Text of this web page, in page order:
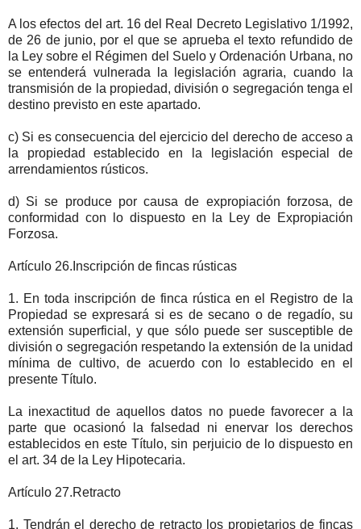
A los efectos del art. 16 del Real Decreto Legislativo 1/1992,
de 26 de junio, por el que se aprueba el texto refundido de
la Ley sobre el Régimen del Suelo y Ordenación Urbana, no
se entenderá vulnerada la legislación agraria, cuando la
transmisión de la propiedad, división o segregación tenga el
destino previsto en este apartado.
c) Si es consecuencia del ejercicio del derecho de acceso a
la propiedad establecido en la legislación especial de
arrendamientos rústicos.
d) Si se produce por causa de expropiación forzosa, de
conformidad con lo dispuesto en la Ley de Expropiación
Forzosa.
Artículo 26.Inscripción de fincas rústicas
1. En toda inscripción de finca rústica en el Registro de la
Propiedad se expresará si es de secano o de regadío, su
extensión superficial, y que sólo puede ser susceptible de
división o segregación respetando la extensión de la unidad
mínima de cultivo, de acuerdo con lo establecido en el
presente Título.
La inexactitud de aquellos datos no puede favorecer a la
parte que ocasionó la falsedad ni enervar los derechos
establecidos en este Título, sin perjuicio de lo dispuesto en
el art. 34 de la Ley Hipotecaria.
Artículo 27.Retracto
1. Tendrán el derecho de retracto los propietarios de fincas